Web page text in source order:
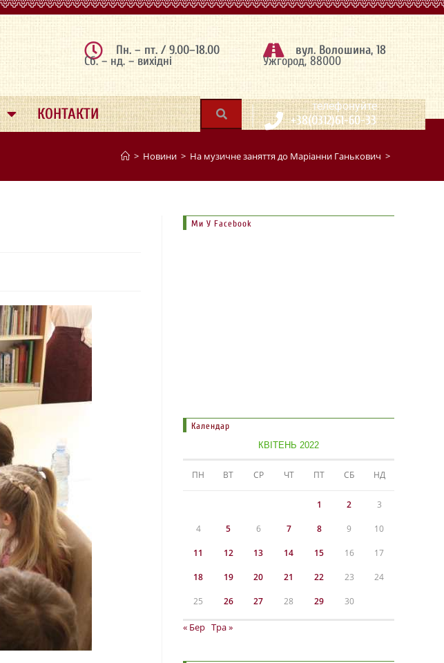
Пн. – пт. / 9.00–18.00
Сб. – нд. – вихідні
вул. Волошина, 18
Ужгород, 88000
КОНТАКТИ | телефонуйте
+38(0312)61-60-33
> Новини > На музичне заняття до Маріанни Ганькович >
Ми У Facebook
Календар
КВІТЕНЬ 2022
ПН ВТ СР ЧТ ПТ СБ НД
1 2 3
4 5 6 7 8 9 10
11 12 13 14 15 16 17
18 19 20 21 22 23 24
25 26 27 28 29 30
« Бер Тра »